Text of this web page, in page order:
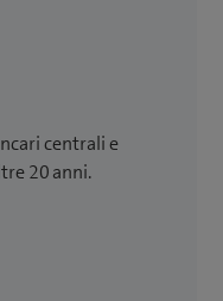
centrali e
20 anni.